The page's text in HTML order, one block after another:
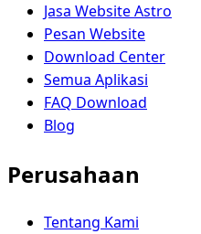
Jasa Website Astro
Pesan Website
Download Center
Semua Aplikasi
FAQ Download
Blog
Perusahaan
Tentang Kami